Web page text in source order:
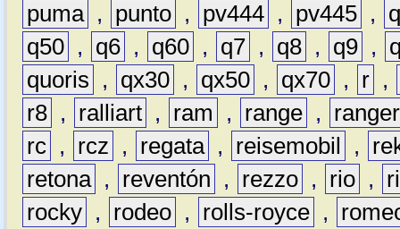
puma , punto , pv444 , pv445 ,
q50 , q6 , q60 , q7 , q8 , q9 ,
quoris
, qx30 , qx50 , qx70 , r ,
r8 , ralliart , ram , range ,
ranger
rc , rcz , regata , reisemobil ,
retona , reventón , rezzo , rio ,
rocky , rodeo , rolls-royce ,